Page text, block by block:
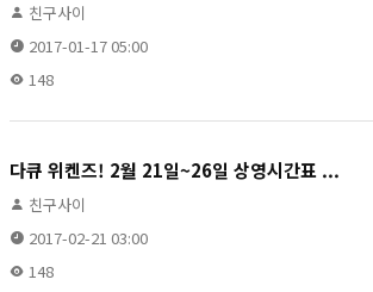
친구사이
2017-01-17 05:00
148
다큐 위켄즈! 2월 21일~26일 상영시간표 ...
친구사이
2017-02-21 03:00
148